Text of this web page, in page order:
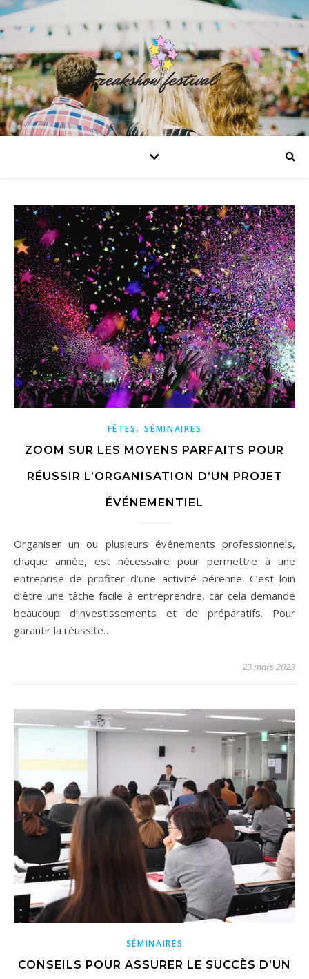
FÊTES,SÉMINAIRES
ZOOM SUR LES MOYENS PARFAITS POUR
RÉUSSIR L’ORGANISATION D’UN PROJET
ÉVÉNEMENTIEL
Organiser un ou plusieurs événements professionnels,
chaque année, est nécessaire pour permettre à une
entreprise de profiter d’une activité pérenne. C’est loin
d’être une tâche facile à entreprendre, car cela demande
beaucoup d’investissements et de préparatifs. Pour
garantir la réussite…
23 mars 2023
SÉMINAIRES
CONSEILS POUR ASSURER LE SUCCÈS D’UN